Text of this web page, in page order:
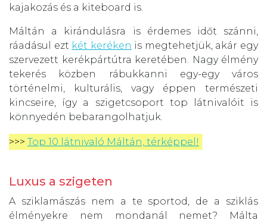
kajakozás és a kiteboard is.
Máltán a kirándulásra is érdemes időt szánni,
ráadásul ezt két keréken is megtehetjük, akár egy
szervezett kerékpártútra keretében. Nagy élmény
tekerés közben rábukkanni egy-egy város
történelmi, kulturális, vagy éppen természeti
kincseire, így a szigetcsoport top látnivalóit is
könnyedén bebarangolhatjuk.
>>> Top 10 látnivaló Máltán, térképpel!
Luxus a szigeten
A sziklamászás nem a te sportod, de a sziklás
élményekre nem mondanál nemet? Málta